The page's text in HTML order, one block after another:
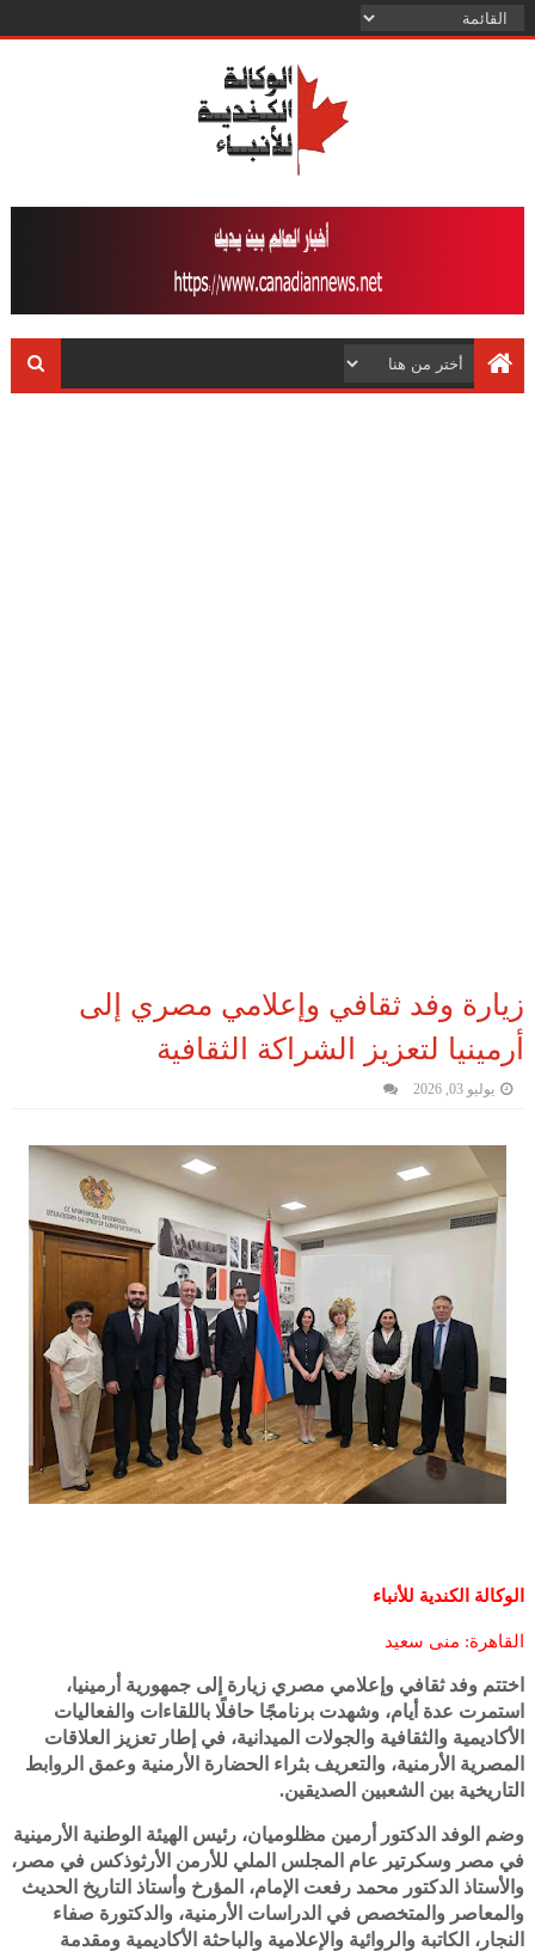
زيارة وفد ثقافي وإعلامي مصري إلى
أرمينيا لتعزيز الشراكة الثقافية
يوليو 03, 2026
الوكالة الكندية للأنباء
القاهرة: منى سعيد
اختتم وفد ثقافي وإعلامي مصري زيارة إلى جمهورية أرمينيا،
استمرت عدة أيام، وشهدت برنامجًا حافلًا باللقاءات والفعاليات
الأكاديمية والثقافية والجولات الميدانية، في إطار تعزيز العلاقات
المصرية الأرمنية، والتعريف بثراء الحضارة الأرمنية وعمق الروابط
التاريخية بين الشعبين الصديقين.
وضم الوفد الدكتور أرمين مظلوميان، رئيس الهيئة الوطنية الأرمينية
في مصر وسكرتير عام المجلس الملي للأرمن الأرثوذكس في مصر،
والأستاذ الدكتور محمد رفعت الإمام، المؤرخ وأستاذ التاريخ الحديث
والمعاصر والمتخصص في الدراسات الأرمنية، والدكتورة صفاء
النجار، الكاتبة والروائية والإعلامية والباحثة الأكاديمية ومقدمة